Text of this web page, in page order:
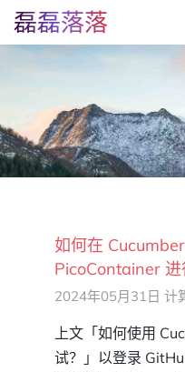
磊磊落落
如何在
PicoContainer 进
2024年05月31日 计
上文「如何使用
试？」以登录